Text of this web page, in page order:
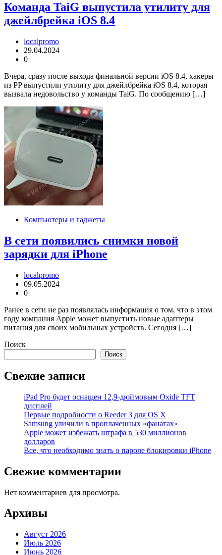
Команда TaiG выпустила утилиту для
джейлбрейка iOS 8.4
localpromo
29.04.2024
0
Вчера, сразу после выхода финальной версии iOS 8.4, хакеры
из PP выпустили утилиту для джейлбрейка iOS 8.4, которая
вызвала недовольство у команды TaiG. По сообщению […]
Компьютеры и гаджеты
В сети появились снимки новой
зарядки для iPhone
localpromo
09.05.2024
0
Ранее в сети не раз появлялась информация о том, что в этом
году компания Apple может выпустить новые адаптеры
питания для своих мобильных устройств. Сегодня […]
Поиск
Поиск
Свежие записи
iPad Pro будет оснащен 12,9-дюймовым Oxide TFT
дисплей
Первые подробности о Reeder 3 для OS X
Samsung уличили в проплаченных «фанатах»
Apple может избежать штрафа в 530 миллионов
долларов
Все, что необходимо знать о пароле блокировки iPhone
Свежие комментарии
Нет комментариев для просмотра.
Архивы
Август 2026
Июль 2026
Июнь 2026